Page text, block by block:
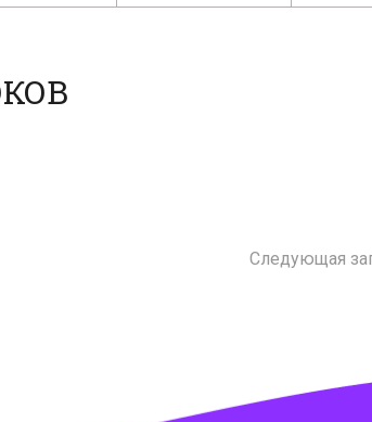
Следующая